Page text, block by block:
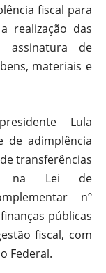
fiscal para
realização das
assinatura de
materiais e
Lula
de adimplência
transferências
na Lei de
nº
públicas
fiscal, com
Federal.